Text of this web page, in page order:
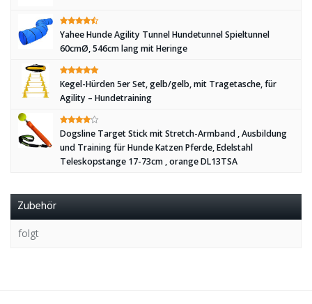
Yahee Hunde Agility Tunnel Hundetunnel Spieltunnel
60cmØ, 546cm lang mit Heringe
Kegel-Hürden 5er Set, gelb/gelb, mit Tragetasche, für
Agility – Hundetraining
Dogsline Target Stick mit Stretch-Armband , Ausbildung
und Training für Hunde Katzen Pferde, Edelstahl
Teleskopstange 17-73cm , orange DL13TSA
Zubehör
folgt